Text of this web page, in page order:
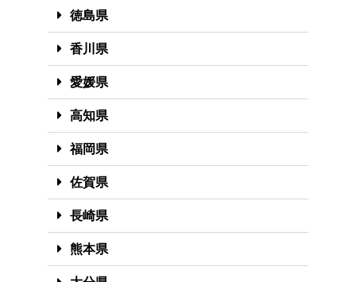
徳島県
香川県
愛媛県
高知県
福岡県
佐賀県
長崎県
熊本県